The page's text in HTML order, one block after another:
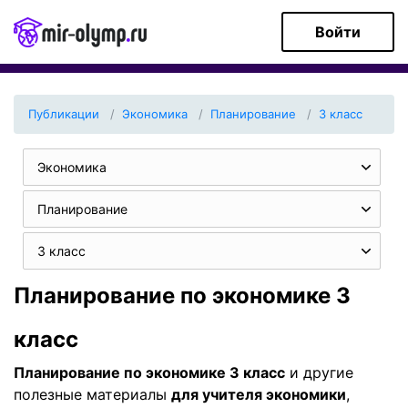
Войти
Публикации Экономика Планирование 3 класс
Экономика
Планирование
3 класс
Планирование по экономике 3
класс
Планирование по экономике 3 класс и другие
полезные материалы для учителя экономики,